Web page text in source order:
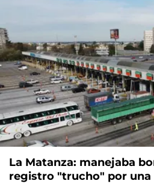
La Matanza: manejaba
registro "trucho" por una